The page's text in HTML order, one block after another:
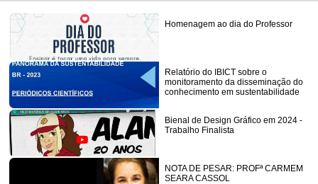
Homenagem ao dia do Professor
Relatório do IBICT sobre o
monitoramento da disseminação do
conhecimento em sustentabilidade
Bienal de Design Gráfico em 2024 -
Trabalho Finalista
NOTA DE PESAR: PROFª CARMEM
SEARA CASSOL